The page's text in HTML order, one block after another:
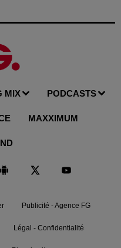
MIX PODCASTS
MAXXIMUM
Publicité - Agence FG
Légal - Confidentialité